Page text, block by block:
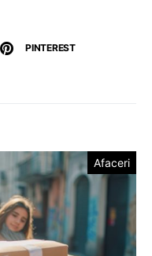
PINTEREST
Afaceri